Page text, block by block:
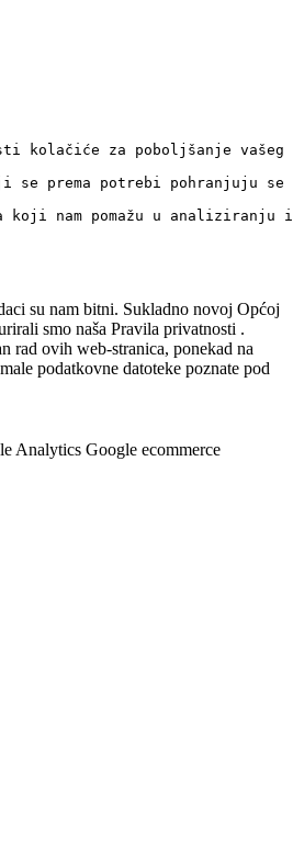
kolačiće za poboljšanje
se prema potrebi pohranjuju
koji nam pomažu u
su nam bitni. Sukladno novoj Općoj
smo naša Pravila privatnosti .
rad ovih web-stranica, ponekad na
podatkovne datoteke poznate pod
Analytics Google ecommerce